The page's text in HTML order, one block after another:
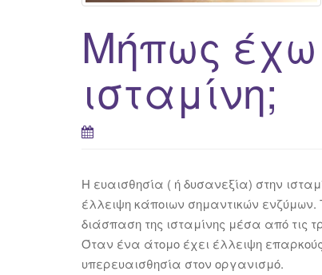
Μήπως έχω
ισταμίνη;
Η ευαισθησία ( ή δυσανεξία) στην
έλλειψη κάποιων σημαντικών
διάσπαση της ισταμίνης μέσα από τις
Όταν ένα άτομο έχει έλλειψη
υπερευαισθησία στον οργανισμό.